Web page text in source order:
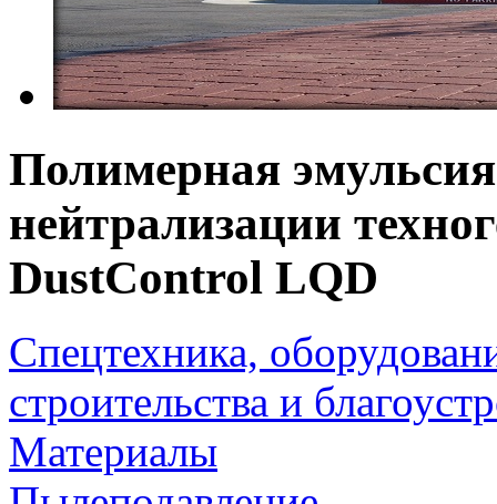
Полимерная
нейтрализации
DustControl LQD
Спецтехника,
строительства и
Материалы